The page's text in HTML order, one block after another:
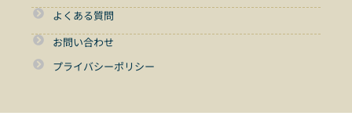
よくある質問
お問い合わせ
プライバシーポリシー